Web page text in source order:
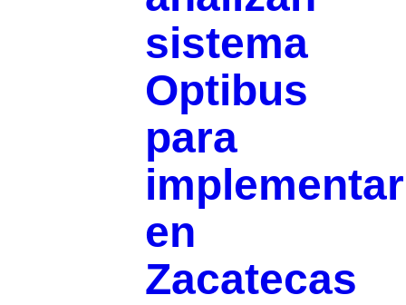
sistema
Optibus
para
en
Zacatecas